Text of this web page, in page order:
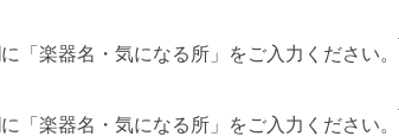
楽器名・気になる所」をご入力ください。
楽器名・気になる所」をご入力ください。